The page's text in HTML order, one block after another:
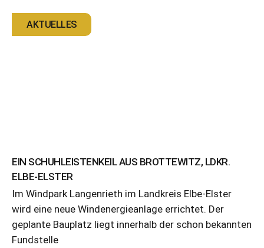
AKTUELLES
EIN SCHUHLEISTENKEIL AUS BROTTEWITZ, LDKR.
ELBE-ELSTER
Im Windpark Langenrieth im Landkreis Elbe-Elster
wird eine neue Windenergieanlage errichtet. Der
geplante Bauplatz liegt innerhalb der schon bekannten
Fundstelle